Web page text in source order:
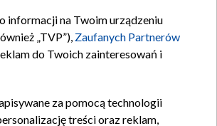
informacji na Twoim urządzeniu
„TVP”), Zaufanych Partnerów
do Twoich zainteresowań i
za pomocą technologii
treści oraz reklam,